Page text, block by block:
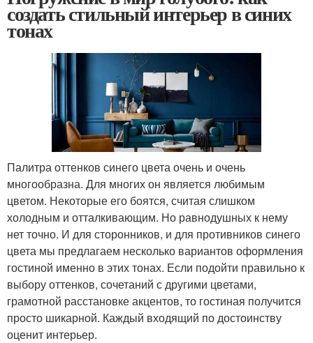
создать стильный интерьер в синих
тонах
Палитра оттенков синего цвета очень и очень
многообразна. Для многих он является любимым
цветом. Некоторые его боятся, считая слишком
холодным и отталкивающим. Но равнодушных к нему
нет точно. И для сторонников, и для противников синего
цвета мы предлагаем несколько вариантов оформления
гостиной именно в этих тонах. Если подойти правильно к
выбору оттенков, сочетаний с другими цветами,
грамотной расстановке акцентов, то гостиная получится
просто шикарной. Каждый входящий по достоинству
оценит интерьер.